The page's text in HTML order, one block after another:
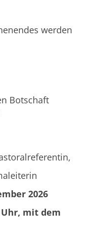
werden
Botschaft
2026
Uhr, mit dem